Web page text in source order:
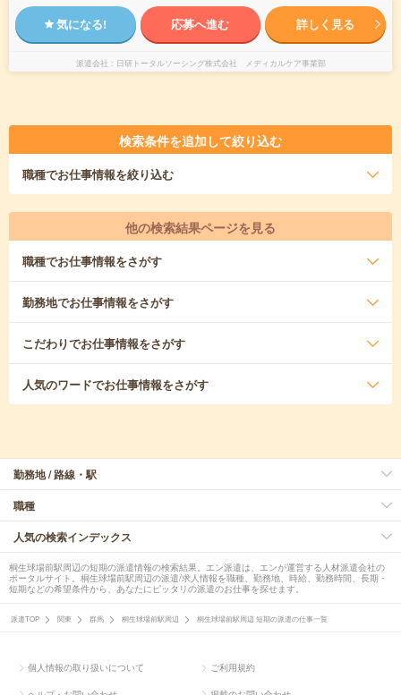
気になる! 応募へ進む 詳しく見る
派遣会社 日研トータルソーシング株式会社 メディカルケア事業部
検索条件を追加して絞り込む
職種でお仕事情報を絞り込む
他の検索結果ページを見る
職種でお仕事情報をさがす
勤務地でお仕事情報をさがす
こだわりでお仕事情報をさがす
人気のワードでお仕事情報をさがす
勤務地 / 路線・駅
職種
人気の検索インデックス
桐生球場前駅周辺の短期の派遣情報の検索結果。エン派遣は、エンが運営する人材派遣会社の
ポータルサイト。桐生球場前駅周辺の派遣/求人情報を職種、勤務地、時給、勤務時間、長期・
短期などの希望条件から、あなたにピッタリの派遣のお仕事を探せます。
派遣TOP 関東 群馬 桐生球場前駅周辺 桐生球場前駅周辺 短期の派遣の仕事一覧
個人情報の取り扱いについて ご利用規約